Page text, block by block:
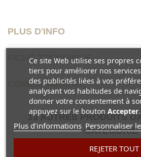
PLUS D'INFO
FICHE TECHNIQUE
COMENTAIRES(0)
15 AUTRES PRODUITS
CATÉGORIE
Ce site Web utilise ses propres
tiers pour améliorer nos
des publicités liées à vos
analysant vos habitudes de
donner votre consentement à
appuyez sur le bouton Accepter.
Plus d'informations Personnaliser
REJETER TOUT